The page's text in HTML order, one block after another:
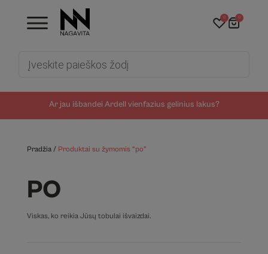
Ar jau išbandei Ardell vienfazius gelinius lakus?
0 0
Pradžia/ Produktai su žymomis “po”
PO
Viskas, ko reikia Jūsų tobulai išvaizdai.